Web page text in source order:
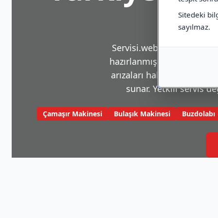
Sitedeki
sayılmaz.
Servisi.web.tr, beyaz
hazırlanmış bir
arızaları hakkında sık
sunar. Yetkili servis
Çamaşır Makinesi Bulaşık Makinesi Buzdolabı